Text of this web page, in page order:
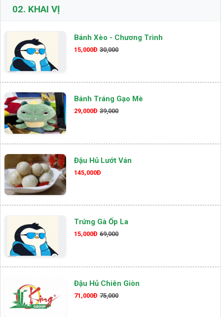
02. KHAI VỊ
Bánh Xèo - Chương Trình
15,000Đ 30,000
Bánh Tráng Gạo Mè
29,000Đ 39,000
Đậu Hủ Lướt Ván
145,000Đ
Trứng Gà Ốp La
15,000Đ 69,000
Đậu Hủ Chiên Giòn
71,000Đ 75,000